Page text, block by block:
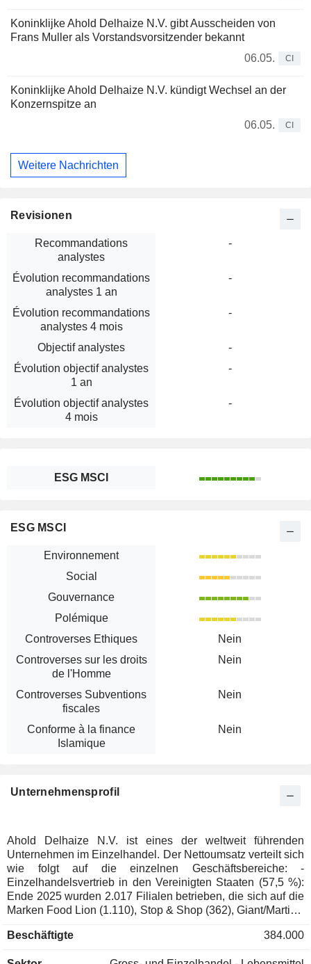
Koninklijke Ahold Delhaize N.V. gibt Ausscheiden von
Frans Muller als Vorstandsvorsitzender bekannt
06.05.
CI
Koninklijke Ahold Delhaize N.V. kündigt Wechsel an der
Konzernspitze an
06.05.
CI
Weitere Nachrichten
Revisionen
Recommandations
analystes
-
Évolution recommandations
analystes 1 an
-
Évolution recommandations
analystes 4 mois
-
Objectif analystes
-
Évolution objectif analystes
1 an
-
Évolution objectif analystes
4 mois
-
ESG MSCI
ESG MSCI
Environnement
Social
Gouvernance
Polémique
Controverses Ethiques
Nein
Controverses sur les droits
de l'Homme
Nein
Controverses Subventions
fiscales
Nein
Conforme à la finance
Islamique
Nein
Unternehmensprofil
Ahold Delhaize N.V. ist eines der weltweit führenden
Unternehmen im Einzelhandel. Der Nettoumsatz verteilt sich
wie folgt auf die einzelnen Geschäftsbereiche: -
Einzelhandelsvertrieb in den Vereinigten Staaten (57,5 %):
Ende 2025 wurden 2.017 Filialen betrieben, die sich auf die
Marken Food Lion (1.110), Stop & Shop (362), Giant/Martin's
Gruppe ist auch im Verkauf und in der Lieferung von
Beschäftigte 384.000